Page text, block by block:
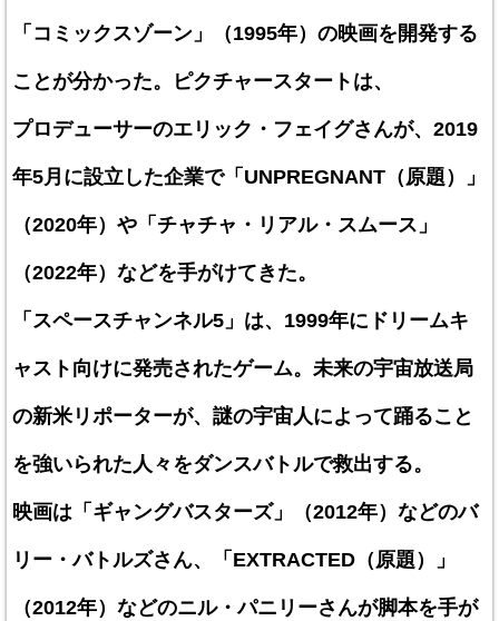
「コミックスゾーン」（1995年）の映画を開発する
ことが分かった。ピクチャースタートは、
プロデューサーのエリック・フェイグさんが、2019
年5月に設立した企業で「UNPREGNANT（原題）」
（2020年）や「チャチャ・リアル・スムース」
（2022年）などを手がけてきた。
「スペースチャンネル5」は、1999年にドリームキ
ャスト向けに発売されたゲーム。未来の宇宙放送局
の新米リポーターが、謎の宇宙人によって踊ること
を強いられた人々をダンスバトルで救出する。
映画は「ギャングバスターズ」（2012年）などのバ
リー・バトルズさん、「EXTRACTED（原題）」
（2012年）などのニル・パニリーさんが脚本を手が